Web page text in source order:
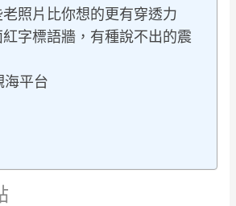
照片比你想的更有穿透力
字標語牆，有種說不出的震
海平台